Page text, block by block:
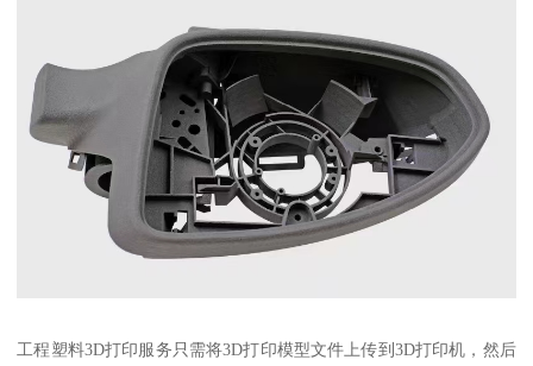
工程塑料3D打印服务只需将3D打印模型文件上传到3D打印机，然后